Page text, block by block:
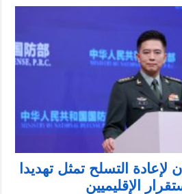
لإعادة التسلح تمثل تهديدا
الإقليميين